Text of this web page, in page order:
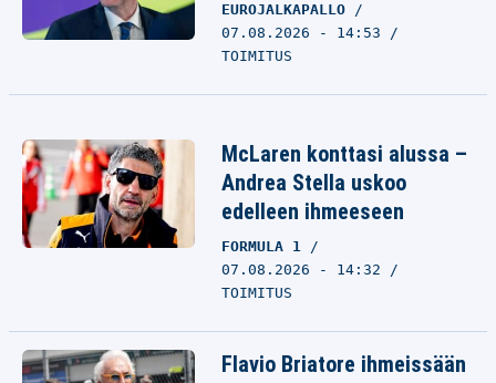
EUROJALKAPALLO
07.08.2026 - 14:53
TOIMITUS
McLaren konttasi alussa –
Andrea Stella uskoo
edelleen ihmeeseen
FORMULA 1
07.08.2026 - 14:32
TOIMITUS
Flavio Briatore ihmeissään